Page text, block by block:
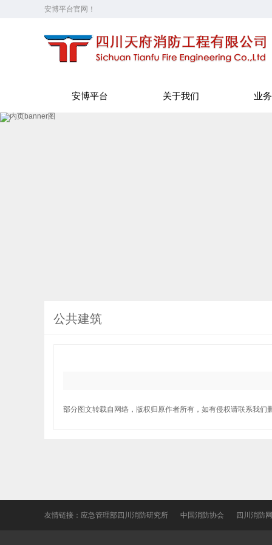
安博平台官网！
安博平台 关于我们 业
公共建筑
部分图文转载自网络，版权归原作者所有，如有侵权请联系我
友情链接： 应急管理部四川消防研究所 中国消防协会 四川消防网